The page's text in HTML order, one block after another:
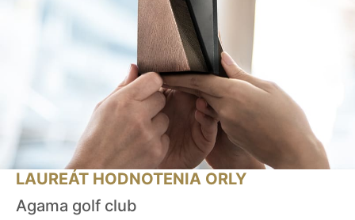
LAUREÁT HODNOTENIA ORLY
Agama golf club